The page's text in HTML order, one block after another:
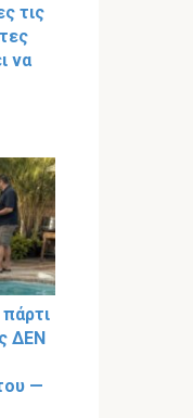
τις
να
ΔΕΝ
—